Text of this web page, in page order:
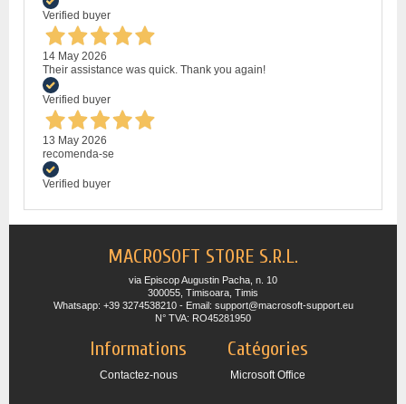
Verified buyer
14 May 2026
Their assistance was quick. Thank you again!
Verified buyer
13 May 2026
recomenda-se
Verified buyer
MACROSOFT STORE S.R.L.
via Episcop Augustin Pacha, n. 10
300055, Timisoara, Timis
Whatsapp: +39 3274538210 - Email: support@macrosoft-support.eu
N° TVA: RO45281950
Informations
Contactez-nous
Catégories
Microsoft Office